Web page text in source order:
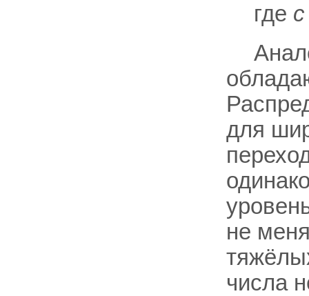
где
для
не
числа